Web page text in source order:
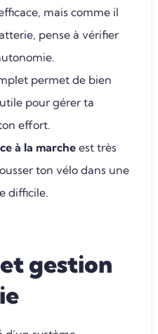
mais comme il
pense à vérifier
permet de bien
pour gérer ta
effort.
à la marche est très
ton vélo dans une
difficile.
gestion